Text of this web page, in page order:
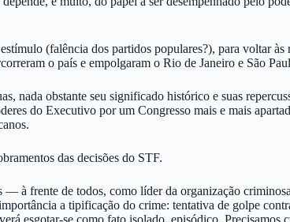
(falência dos partidos populares?), para voltar
o país e empolgaram o Rio de Janeiro e São
nada obstante seu significado histórico e suas
do Executivo por um Congresso mais e mais
das decisões do STF.
à frente de todos, como líder da organização
a tipificação do crime: tentativa de golpe
esgotar-se como fato isolado, episódico.